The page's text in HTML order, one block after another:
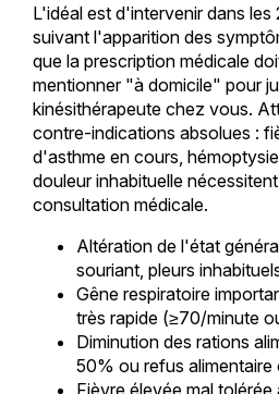
L'idéal est d'intervenir dans
suivant l'apparition des
que la prescription médicale
mentionner "à domicile" pour
kinésithérapeute chez vous.
contre-indications absolues :
d'asthme en cours,
douleur inhabituelle
consultation médicale.
Altération de l'état
souriant, pleurs
Gêne respiratoire
très rapide (≥70/minute
Diminution des rations
50% ou refus alimentaire
Fièvre élevée mal